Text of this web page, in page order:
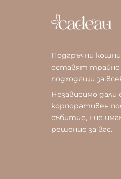
Подаръчни
оставят трайно
подходящи за
Независимо дали
корпоративен
събитие, ние
решение за вас.